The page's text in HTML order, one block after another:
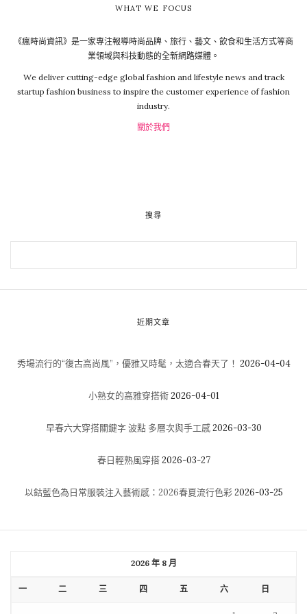
WHAT WE FOCUS
《瘋時尚資訊》是一家專注報導時尚品牌、旅行、藝文、飲食和生活方式等商
業領域與科技動態的全新網路媒體。
We deliver cutting-edge global fashion and lifestyle news and track
startup fashion business to inspire the customer experience of fashion
industry.
關於我們
搜尋
近期文章
秀場流行的“復古高尚風”，優雅又時髦，太適合春天了！ 2026-04-04
小熟女的高雅穿搭術 2026-04-01
早春六大穿搭關鍵字 波點 多層次與手工感 2026-03-30
春日輕熟風穿搭 2026-03-27
以鈷藍色為日常服裝注入藝術感：2026春夏流行色彩 2026-03-25
2026 年 8 月
一 二 三 四 五 六 日